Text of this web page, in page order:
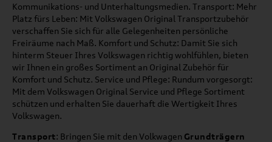
Kommunikations- und Unterhaltungsmedien. Transport: Mehr
Platz fürs Leben: Mit Volkswagen Original Transportzubehör
verschaffen Sie sich für alle Gelegenheiten persönliche
Freiräume nach Maß. Komfort und Schutz: Damit Sie sich
hinterm Steuer Ihres Volkswagen richtig wohlfühlen, bieten
wir Ihnen ein großes Sortiment an Original Zubehör für
Komfort und Schutz. Service und Pflege: Rundum vorgesorgt:
Mit dem Volkswagen Original Service und Pflege Sortiment
schützen und erhalten Sie dauerhaft die Wertigkeit Ihres
Volkswagen.
Transport: Bringen Sie mit den Volkwagen Grundträgern